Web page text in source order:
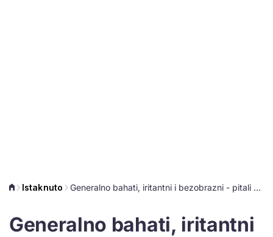
Istaknuto Generalno bahati, iritantni i bezobrazni - pitali smo mlade što misle o ponašanju starijih u tramvajima
Generalno bahati, iritantni